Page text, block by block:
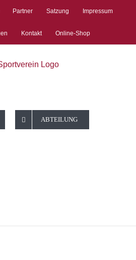
Partner Satzung Impressum
Kontakt Online-Shop
ABTEILUNG
2023